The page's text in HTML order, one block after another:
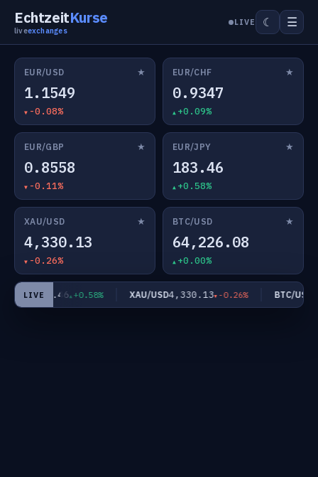
EchtzeitKurse
liveexchanges
LIVE ☾ ☰
EUR/USD ★
1.1549
-0.08%
EUR/CHF ★
0.9347
+0.09%
EUR/GBP ★
0.8558
-0.11%
EUR/JPY ★
183.46
+0.58%
XAU/USD ★
4,330.13
-0.26%
BTC/USD ★
64,226.08
+0.00%
LIVE
JPY183.46 +0.58% XAU/USD4,330.13 -0.26% BTC/USD